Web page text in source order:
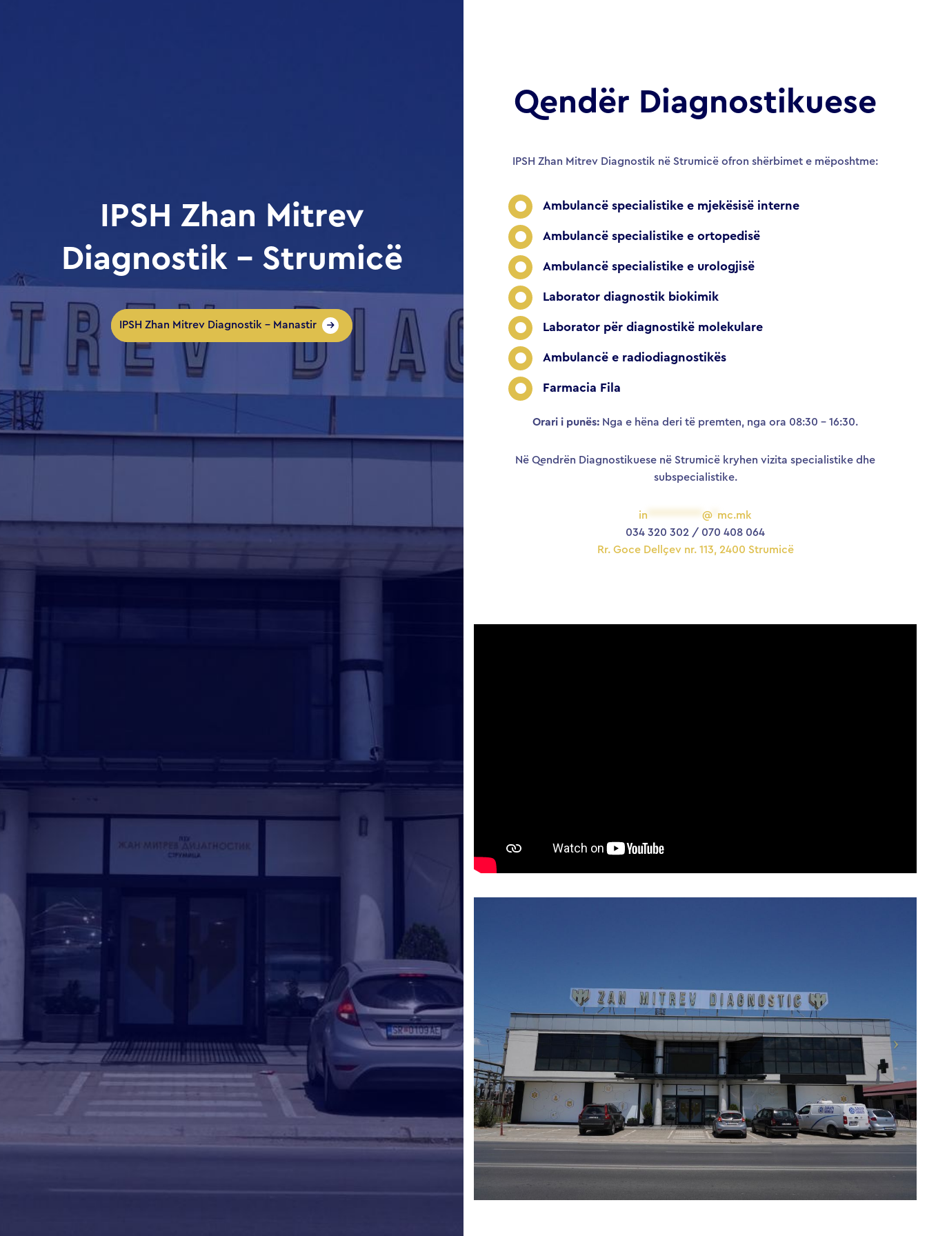
IPSH Zhan Mitrev
Diagnostik – Strumicë
IPSH Zhan Mitrev Diagnostik – Manastir
Qendër Diagnostikuese
IPSH Zhan Mitrev Diagnostik në Strumicë ofron shërbimet e mëposhtme:
Ambulancë specialistike e mjekësisë interne
Ambulancë specialistike e ortopedisë
Ambulancë specialistike e urologjisë
Laborator diagnostik biokimik
Laborator për diagnostikë molekulare
Ambulancë e radiodiagnostikës
Farmacia Fila
Orari i punës: Nga e hëna deri të premten, nga ora 08:30 – 16:30.
Në Qendrën Diagnostikuese në Strumicë kryhen vizita specialistike dhe
subspecialistike.
in @ mc.mk
034 320 302 / 070 408 064
Rr. Goce Dellçev nr. 113, 2400 Strumicë